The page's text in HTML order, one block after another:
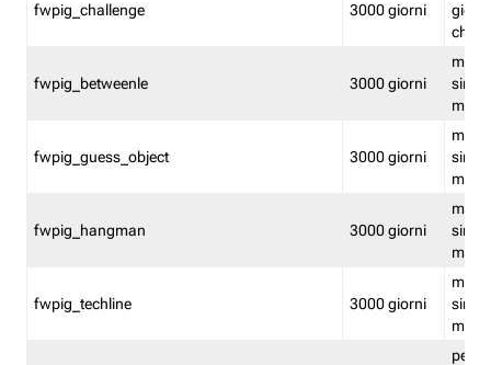
fwpig_challenge 3000 giorni
fwpig_betweenle 3000 giorni
fwpig_guess_object 3000 giorni
fwpig_hangman 3000 giorni
fwpig_techline 3000 giorni